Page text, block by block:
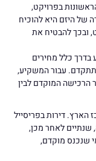
בפרויקט,
של היזם היא להוכיח
ובכך להבטיח את
בדרך כלל מחירים
תתקדם. עבור המשקיע,
הרכישה המוקדם לבין
הארץ. דירות בפריסייל
שנתיים לאחר מכן,
עבור מי שנכנס מוקדם,